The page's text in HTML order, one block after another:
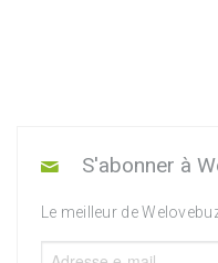
S'abonner à
Le meilleur de